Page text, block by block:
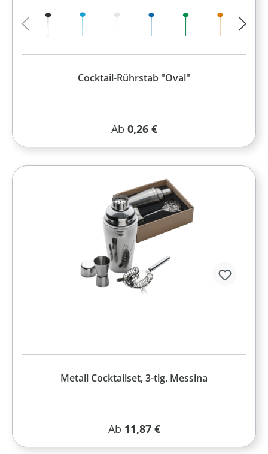
Cocktail-Rührstab "Oval"
Regulärer Preis:
Ab 0,26 €
Metall Cocktailset, 3-tlg. Messina
Regulärer Preis:
Ab 11,87 €